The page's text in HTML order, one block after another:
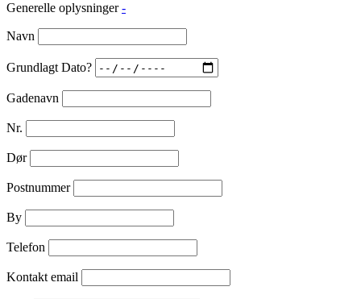
Generelle oplysninger -
Navn
Grundlagt Dato?
Gadenavn
Nr.
Dør
Postnummer
By
Telefon
Kontakt email